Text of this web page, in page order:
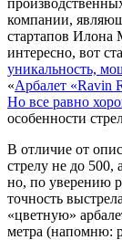
компании,
стартапов Илона
интересно, вот
уникальность,
«Арбалет «Ravin
Но все равно
особенности
В отличие от
стрелу не до 500,
но, по уверению
точность
«цветную»
метра (напомню: